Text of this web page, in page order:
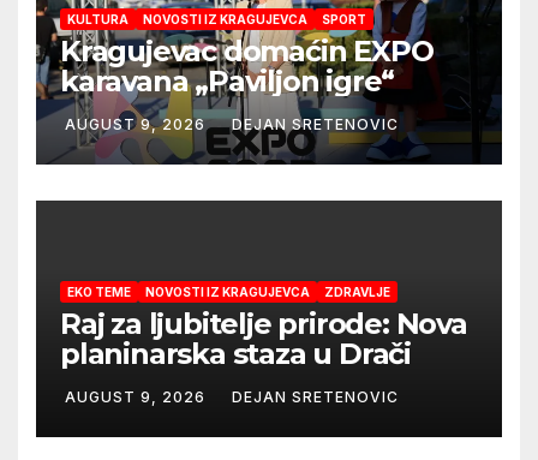
KULTURA NOVOSTI IZ KRAGUJEVCA SPORT
Kragujevac domaćin EXPO
karavana „Paviljon igre“
AUGUST 9, 2026 DEJAN SRETENOVIC
EKO TEME NOVOSTI IZ KRAGUJEVCA ZDRAVLJE
Raj za ljubitelje prirode: Nova
planinarska staza u Drači
AUGUST 9, 2026 DEJAN SRETENOVIC